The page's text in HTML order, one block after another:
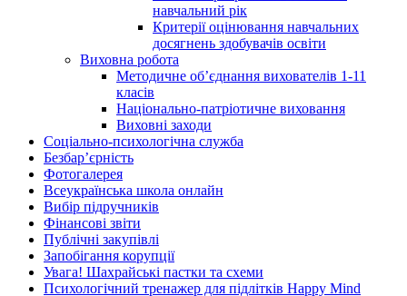
навчальний рік
Критерії оцінювання навчальних
досягнень здобувачів освіти
Виховна робота
Методичне об’єднання вихователів 1-11
класів
Національно-патріотичне виховання
Виховні заходи
Соціально-психологічна служба
Безбар’єрність
Фотогалерея
Всеукраїнська школа онлайн
Вибір підручників
Фінансові звіти
Публічні закупівлі
Запобігання корупції
Увага! Шахрайські пастки та схеми
Психологічний тренажер для підлітків Happy Mind